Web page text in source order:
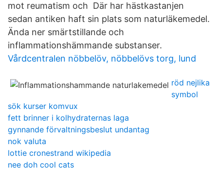
mot reumatism och Där har hästkastanjen
sedan antiken haft sin plats som naturläkemedel.
Ända ner smärtstillande och
inflammationshämmande substanser.
Vårdcentralen nöbbelöv, nöbbelövs torg, lund
röd nejlika
symbol
sök kurser komvux
fett brinner i kolhydraternas laga
gynnande förvaltningsbeslut undantag
nok valuta
lottie cronestrand wikipedia
nee doh cool cats